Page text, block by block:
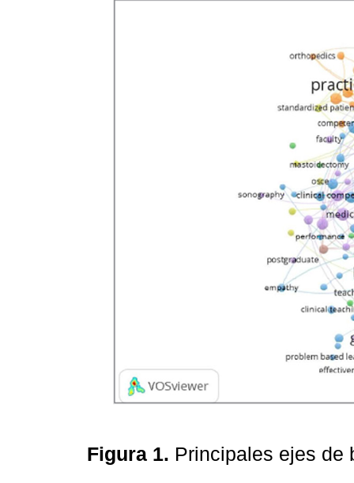
Figura 1. Principales ejes de